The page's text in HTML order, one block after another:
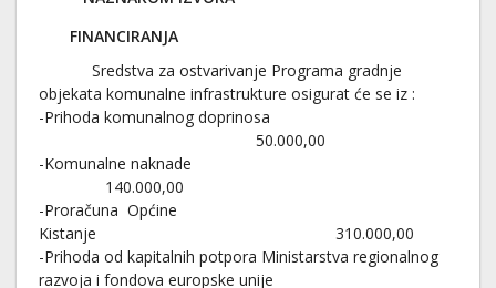
FINANCIRANJA
Sredstva za ostvarivanje Programa gradnje
objekata komunalne infrastrukture osigurat će se iz :
-Prihoda komunalnog doprinosa
50.000,00
-Komunalne naknade
140.000,00
-Proračuna Općine
Kistanje 310.000,00
-Prihoda od kapitalnih potpora Ministarstva regionalnog
razvoja i fondova europske unije